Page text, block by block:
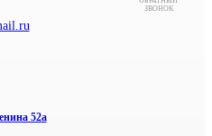
52а
ЗВОНОК